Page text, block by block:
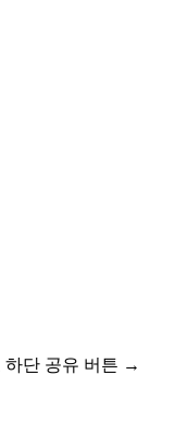
하단 공유 버튼 →